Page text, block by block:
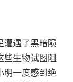
遭遇了黑暗陨
生物试图阻
明一度感到绝